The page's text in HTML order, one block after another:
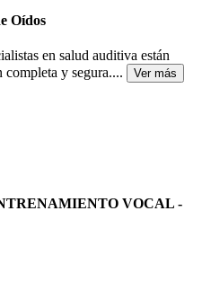
Oídos
en salud auditiva están
completa y segura.... Ver más
VOCAL -